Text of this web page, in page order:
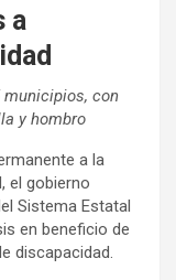
a
municipios, con
y hombro
a la
el gobierno
Sistema Estatal
en beneficio de
discapacidad.